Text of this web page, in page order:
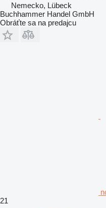
Nemecko, Lübeck
Buchhammer Handel GmbH
Obráťte sa na predajcu
21